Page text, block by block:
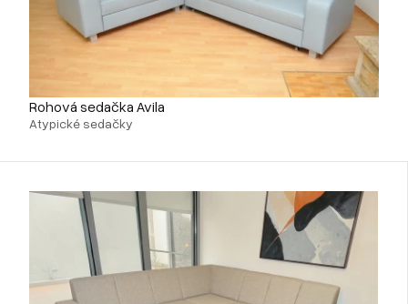
Rohová sedačka Avila
Atypické sedačky